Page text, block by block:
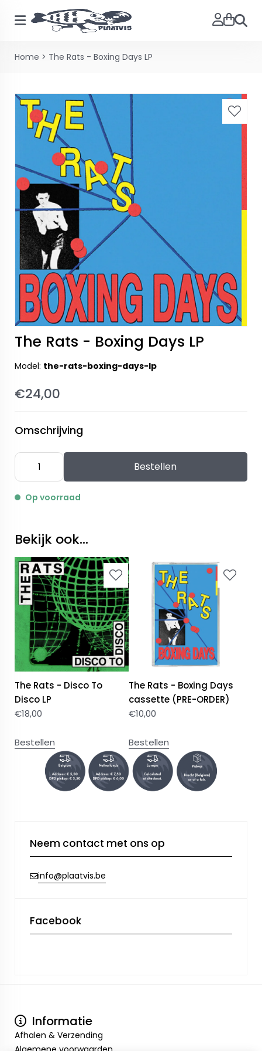
Home > The Rats - Boxing Days LP
The Rats - Boxing Days LP
Model: the-rats-boxing-days-lp
€24,00
Omschrijving
Bestellen
Op voorraad
Bekijk ook...
The Rats - Disco To
Disco LP
€18,00
Bestellen
The Rats - Boxing Days
cassette (PRE-ORDER)
€10,00
Bestellen
Neem contact met ons op
info@plaatvis.be
Facebook
Informatie
Afhalen & Verzending